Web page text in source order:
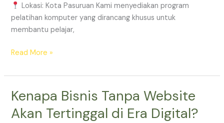
Lokasi: Kota Pasuruan Kami menyediakan program
pelatihan komputer yang dirancang khusus untuk
membantu pelajar,
Read More »
Kenapa Bisnis Tanpa Website
Akan Tertinggal di Era Digital?
Kenapa
Tanpa